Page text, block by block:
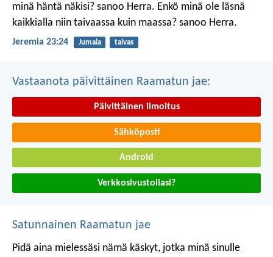
minä häntä näkisi? sanoo Herra. Enkö minä ole läsnä
kaikkialla niin taivaassa kuin maassa? sanoo Herra.
Jeremia 23:24 Jumala taivas
Vastaanota päivittäinen Raamatun jae:
Päivittäinen ilmoitus
Sähköposti
Android
Verkkosivustollasi?
Satunnainen Raamatun jae
Pidä aina mielessäsi nämä käskyt, jotka minä sinulle